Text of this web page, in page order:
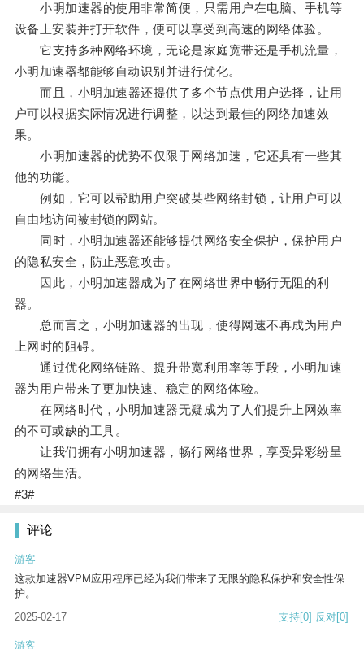
小明加速器的使用非常简便，只需用户在电脑、手机等
设备上安装并打开软件，便可以享受到高速的网络体验。
它支持多种网络环境，无论是家庭宽带还是手机流量，
小明加速器都能够自动识别并进行优化。
而且，小明加速器还提供了多个节点供用户选择，让用
户可以根据实际情况进行调整，以达到最佳的网络加速效
果。
小明加速器的优势不仅限于网络加速，它还具有一些其
他的功能。
例如，它可以帮助用户突破某些网络封锁，让用户可以
自由地访问被封锁的网站。
同时，小明加速器还能够提供网络安全保护，保护用户
的隐私安全，防止恶意攻击。
因此，小明加速器成为了在网络世界中畅行无阻的利
器。
总而言之，小明加速器的出现，使得网速不再成为用户
上网时的阻碍。
通过优化网络链路、提升带宽利用率等手段，小明加速
器为用户带来了更加快速、稳定的网络体验。
在网络时代，小明加速器无疑成为了人们提升上网效率
的不可或缺的工具。
让我们拥有小明加速器，畅行网络世界，享受异彩纷呈
的网络生活。
#3#
评论
游客
这款加速器VPM应用程序已经为我们带来了无限的隐私保护和安全性保
护。
2025-02-17
支持[0] 反对[0]
游客